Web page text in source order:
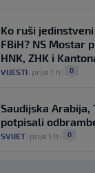
Ko ruši
FBiH? NS Mostar
HNK, ZHK i
VIJESTI prije 1 h 0
Saudijska Arabija,
potpisali
SVIJET prije 1 h 0